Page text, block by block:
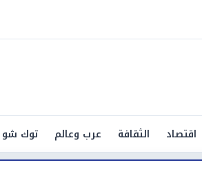
اقتصاد الثقافة عرب وعالم توك شو